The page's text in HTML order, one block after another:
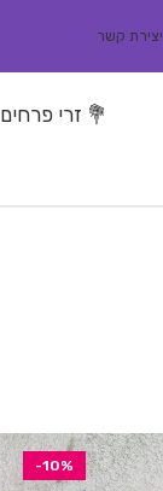
יצירת קשר
💐 זרי פרחים
-10%